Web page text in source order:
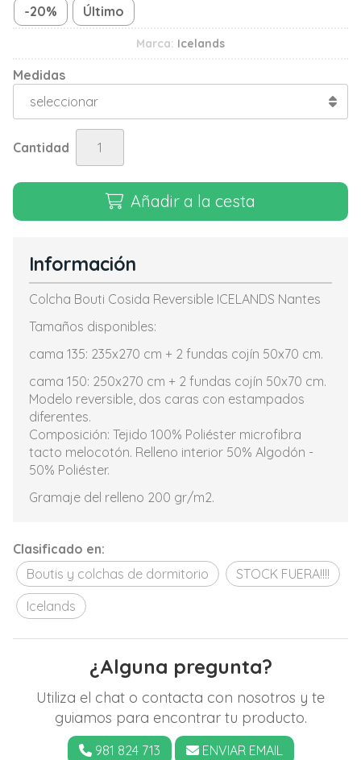
-20% Último
Marca: Icelands
Medidas
Cantidad
Añadir a la cesta
Información
Colcha Bouti Cosida Reversible ICELANDS Nantes
Tamaños disponibles:
cama 135: 235x270 cm + 2 fundas cojín 50x70 cm.
cama 150: 250x270 cm + 2 fundas cojín 50x70 cm.
Modelo reversible, dos caras con estampados
diferentes.
Composición: Tejido 100% Poliéster microfibra
tacto melocotón. Relleno interior 50% Algodón -
50% Poliéster.
Gramaje del relleno 200 gr/m2.
Clasificado en:
Boutis y colchas de dormitorio
STOCK FUERA!!!!
Icelands
¿Alguna pregunta?
Utiliza el chat o contacta con nosotros y te
guiamos para encontrar tu producto.
981 824 713 ENVIAR EMAIL